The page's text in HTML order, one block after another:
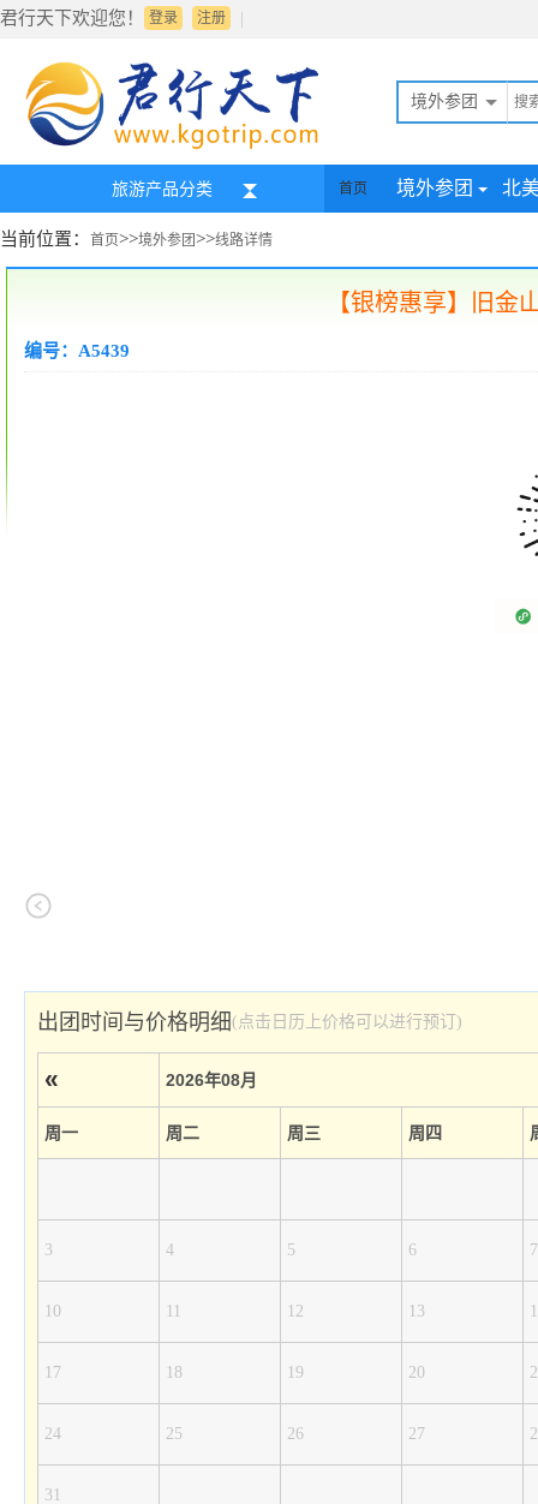
君行天下欢迎您！ 登录 |
注册
境外参团
旅游产品分类 首页 境外参团 北
当前位置： 首页>>境外参团>>线路详情
【银榜惠享】旧金
编号：A5439
出团时间与价格明细(点击日历上价格可以进行预订)
« 2026年08月
周一 周二 周三 周四
3 4 5 6 7
10 11 12 13
17 18 19 20
24 25 26 27
31